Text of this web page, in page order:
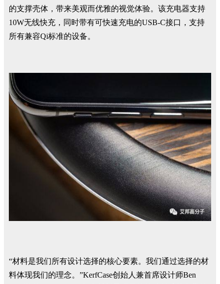
的支撑壳体，带来美观而优雅的视觉体验。该充电器支持
10W无线快充，同时带有可快速充电的USB-C接口，支持
所有兼容Qi标准的设备。
“材料是我们所有设计选择的核心要素。我们通过选择的材
料体现我们的理念。”KerfCase创始人兼首席设计师Ben